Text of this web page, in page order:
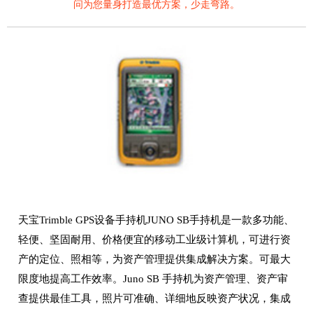
问为您量身打造最优方案，少走弯路。
天宝Trimble GPS设备手持机JUNO SB手持机是一款多功能、
轻便、坚固耐用、价格便宜的移动工业级计算机，可进行资
产的定位、照相等，为资产管理提供集成解决方案。可最大
限度地提高工作效率。Juno SB 手持机为资产管理、资产审
查提供最佳工具，照片可准确、详细地反映资产状况，集成